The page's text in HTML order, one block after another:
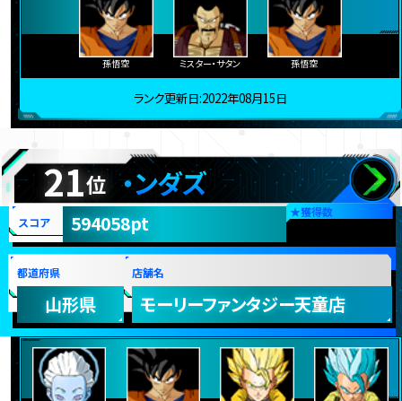
孫悟空 ミスター・サタン 孫悟空
ランク更新日:2022年08月15日
21位 ・ンダズ
★獲得数
スコア 594058pt
都道府県
山形県
店舗名
モーリーファンタジー天童店